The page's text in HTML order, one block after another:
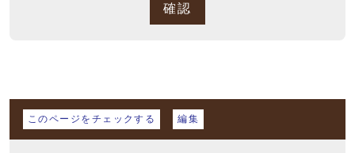
確認
マイページ
このページをチェックする 編集